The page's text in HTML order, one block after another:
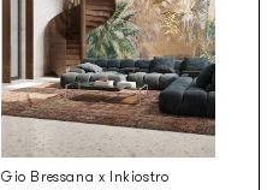
Gio Bressana x Inkiostro